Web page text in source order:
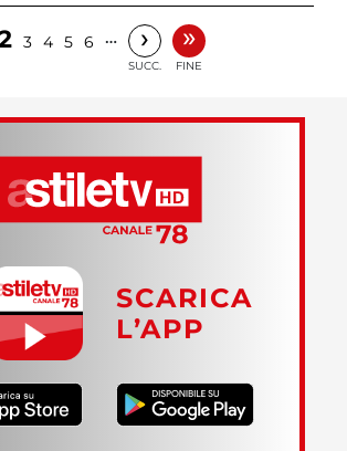
3 4 5 6 … ›
SUCC.
»
FINE
SCARICA
L’APP